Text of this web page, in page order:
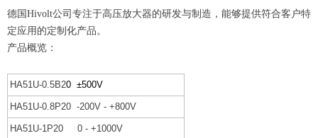
德国Hivolt公司专注于高压放大器的研发与制造， 能够提供符合客户特
定应用的定制化产品。
产品概览：
HA51U-0.5B20 ±500V
HA51U-0.8P20 -200V - +800V
HA51U-1P20 0 - +1000V